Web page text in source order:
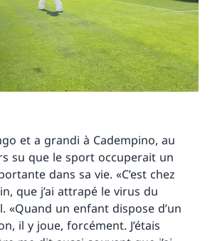
et a grandi à Cadempino, au
su que le sport occuperait un
dans sa vie. «C’est chez
que j’ai attrapé le virus du
«Quand un enfant dispose d’un
il y joue, forcément. J’étais